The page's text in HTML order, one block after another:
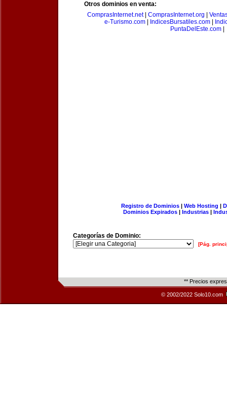
Otros dominios en venta:
ComprasInternet.net| ComprasInternet.org
e-Turismo.com| IndicesBursatiles.com|
PuntaDelEste.com|
Registro de Dominios| Web Hosting |
Dominios Expirados | Industrias |
Categorías de Dominio:
[Pág.
** Precios
© 2002/2022 Solo10.com